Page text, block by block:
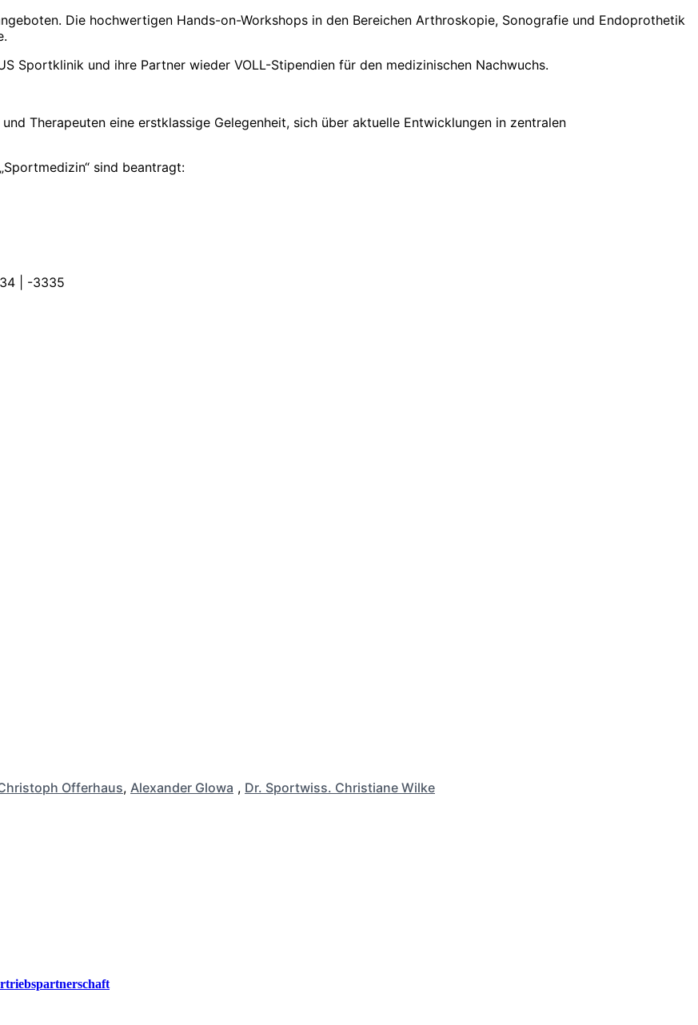
Die hochwertigen Hands-on-Workshops in den Bereichen Arthroskopie, Sonografie und Endoprothetik
Sportklinik und ihre Partner wieder VOLL-Stipendien für den medizinischen Nachwuchs.
Therapeuten eine erstklassige Gelegenheit, sich über aktuelle Entwicklungen in zentralen
sind beantragt:
| -3335
Offerhaus, Alexander Glowa , Dr. Sportwiss. Christiane Wilke